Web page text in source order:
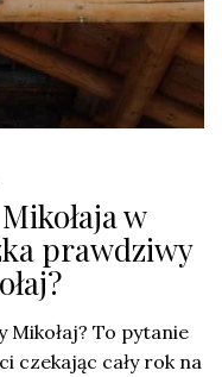
w
prawdziwy
Mikołaj? To pytanie
czekając cały rok na